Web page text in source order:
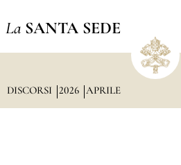
La SANTA SEDE
DISCORSI 2026 APRILE